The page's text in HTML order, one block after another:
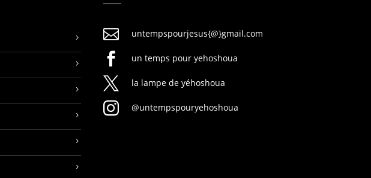
 untempspourjesus{@}gmail.com
 un temps pour yehoshoua
 la lampe de yéhoshoua
 @untempspouryehoshoua